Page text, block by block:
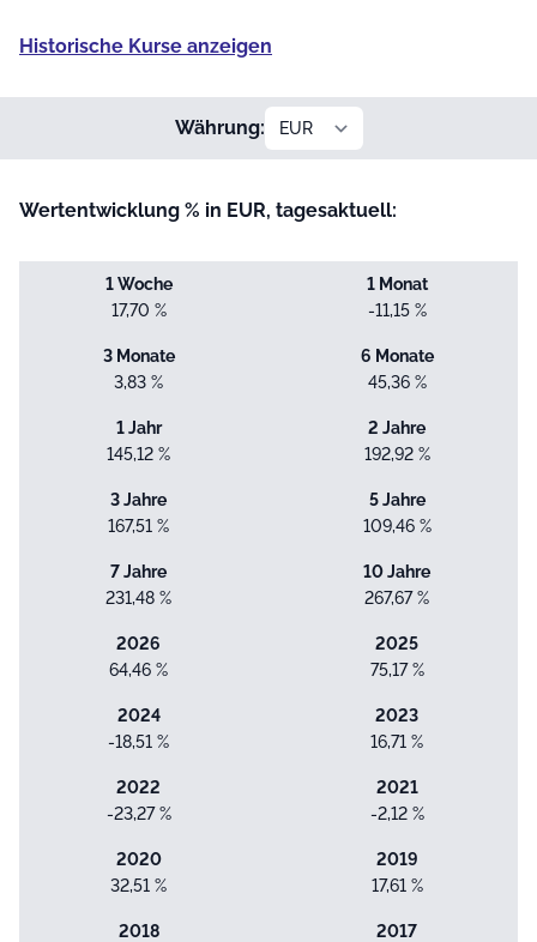
Historische Kurse anzeigen
Währung:
Wertentwicklung % in EUR, tagesaktuell:
1 Woche
17,70 %
1 Monat
-11,15 %
3 Monate
3,83 %
6 Monate
45,36 %
1 Jahr
145,12 %
2 Jahre
192,92 %
3 Jahre
167,51 %
5 Jahre
109,46 %
7 Jahre
231,48 %
10 Jahre
267,67 %
2026
64,46 %
2025
75,17 %
2024
-18,51 %
2023
16,71 %
2022
-23,27 %
2021
-2,12 %
2020
32,51 %
2019
17,61 %
2018
2017